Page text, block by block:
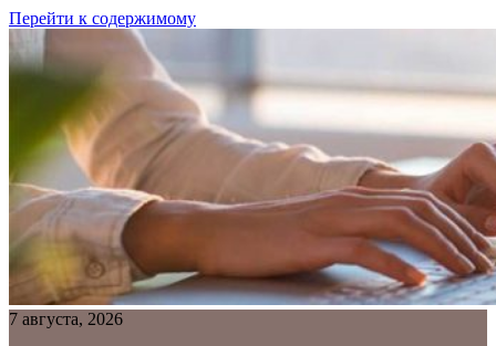
Перейти к содержимому
7 августа, 2026